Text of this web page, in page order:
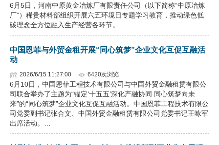
6月5日，河南中原黄金冶炼厂有限责任公司（以下简称“中原冶炼
厂”）稀贵材料部组织开展六五环境日专题学习教育，推动绿色低
碳理念全方位融入生产经营各环节。…
中国恩菲与外贸金租开展“同心筑梦”企业文化互促互融活
动
2026/6/15 11:27:00 6420次浏览
6月10日，中国恩菲工程技术有限公司与中国外贸金融租赁有限公
司联合举办了主题为“锚定‘十五五’深化产融协同 同心筑梦向未
来”的“同心筑梦”企业文化互促互融活动。中国恩菲工程技术有限公
司党委副书记张合文、中国外贸金融租赁有限公司党委书记王咏军
出席活动。…